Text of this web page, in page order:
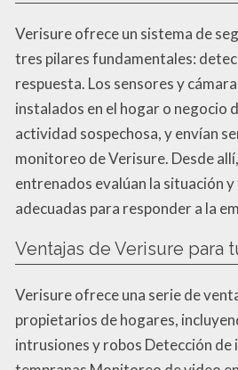
Verisure ofrece un sistema de
tres pilares fundamentales:
respuesta. Los sensores y
instalados en el hogar o negocio
actividad sospechosa, y envían
monitoreo de Verisure. Desde
entrenados evalúan la situación
adecuadas para responder a la
Ventajas de Verisure para
Verisure ofrece una serie de
propietarios de hogares,
intrusiones y robos Detección de